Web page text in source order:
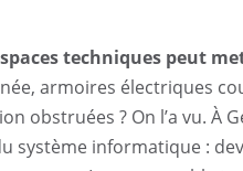
techniques peut
armoires électriques
obstruées ? On l’a vu. À
système informatique :